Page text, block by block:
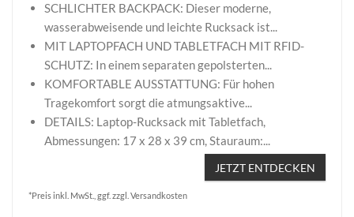
SCHLICHTER BACKPACK: Dieser moderne,
wasserabweisende und leichte Rucksack ist...
MIT LAPTOPFACH UND TABLETFACH MIT RFID-
SCHUTZ: In einem separaten gepolsterten...
KOMFORTABLE AUSSTATTUNG: Für hohen
Tragekomfort sorgt die atmungsaktive...
DETAILS: Laptop-Rucksack mit Tabletfach,
Abmessungen: 17 x 28 x 39 cm, Stauraum:...
JETZT ENTDECKEN
*Preis inkl. MwSt., ggf. zzgl. Versandkosten